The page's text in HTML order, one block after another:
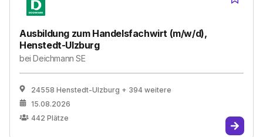
Ausbildung zum Handelsfachwirt (m/w/d),
Henstedt-Ulzburg
beiDeichmann SE
24558 Henstedt-Ulzburg + 394 weitere
15.08.2026
442 Plätze